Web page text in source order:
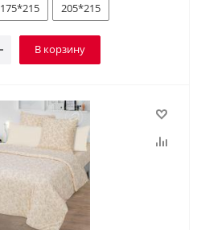
175*215 205*215
В корзину